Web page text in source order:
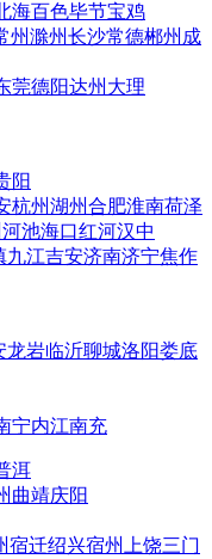
海百色毕节宝鸡
州滁州长沙常德郴州 成
莞德阳达州 大理
阳
杭州湖州合肥淮南荷泽
河池海口红河汉中
九江吉安济南济宁焦作
龙岩临沂聊城洛阳娄底
宁内江南充
洱
曲靖庆阳
宿迁绍兴宿州 上饶三门